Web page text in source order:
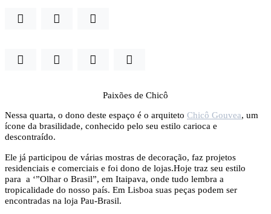
Paixões de Chicô
Nessa quarta, o dono deste espaço é o arquiteto Chicô Gouvea, um
ícone da brasilidade, conhecido pelo seu estilo carioca e
descontraído.
Ele já participou de várias mostras de decoração, faz projetos
residenciais e comerciais e foi dono de lojas.Hoje traz seu estilo
para a ‘”Olhar o Brasil”, em Itaipava, onde tudo lembra a
tropicalidade do nosso país. Em Lisboa suas peças podem ser
encontradas na loja Pau-Brasil.